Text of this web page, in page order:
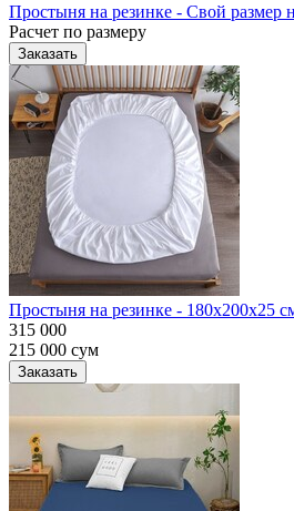
Простыня на резинке - Свой размер
Расчет по размеру
Заказать
Простыня на резинке - 180x200x25
315 000
215 000 сум
Заказать